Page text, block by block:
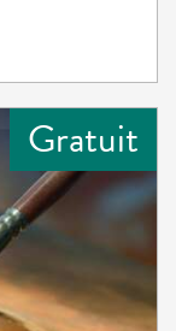
Gratuit